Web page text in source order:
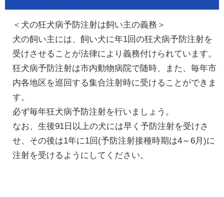
＜犬の狂犬病予防注射は飼い主の義務＞
犬の飼い主には、飼い犬に年1回の狂犬病予防注射を
受けさせることが法律により義務付けられています。
狂犬病予防注射は市内動物病院で随時、また、毎年市
内各地区を巡回する集合注射時に受けることができま
す。
必ず毎年狂犬病予防注射を行いましょう。
なお、生後91日以上の犬には早く予防注射を受けさ
せ、その後は1年に1回(予防注射接種時期は4～6月)に
注射を受けるようにしてください。